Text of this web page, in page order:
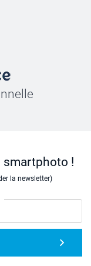
smartphoto !
la newsletter)